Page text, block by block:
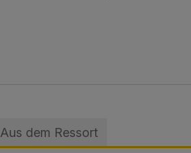
Aus dem Ressort